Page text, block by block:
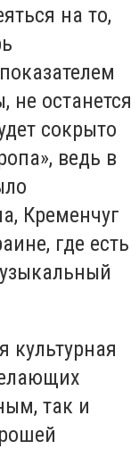
на то,
не останется
сокрыто
ведь в
Кременчуг
где есть
культурная
так и